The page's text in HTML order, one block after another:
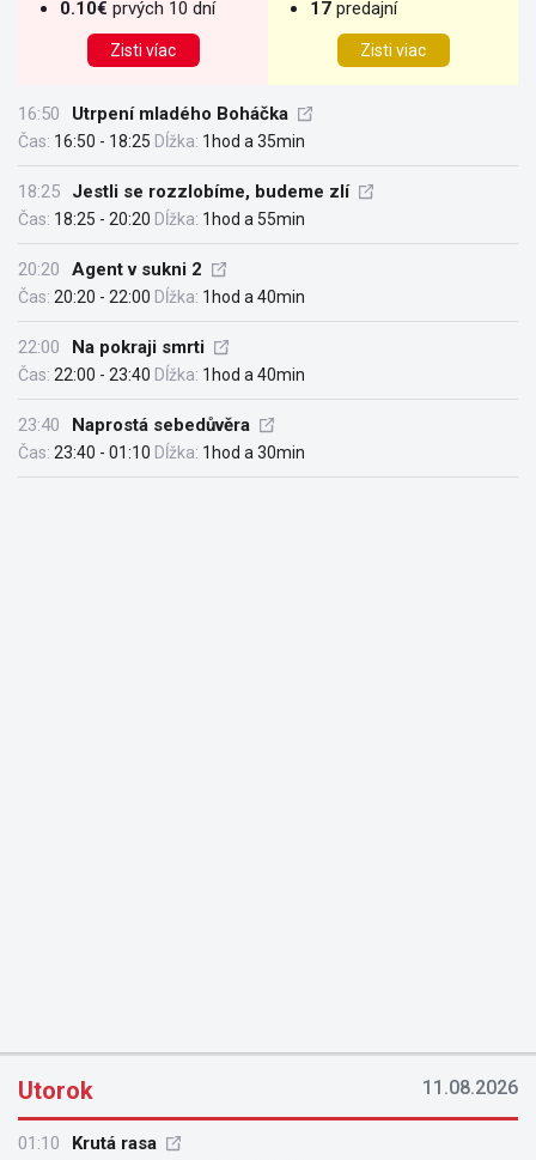
0.10€ prvých 10 dní
Zisti víac
17 predajní
Zisti viac
16:50 Utrpení mladého Boháčka
Čas: 16:50 - 18:25 Dĺžka: 1hod a 35min
18:25 Jestli se rozzlobíme, budeme zlí
Čas: 18:25 - 20:20 Dĺžka: 1hod a 55min
20:20 Agent v sukni 2
Čas: 20:20 - 22:00 Dĺžka: 1hod a 40min
22:00 Na pokraji smrti
Čas: 22:00 - 23:40 Dĺžka: 1hod a 40min
23:40 Naprostá sebedůvěra
Čas: 23:40 - 01:10 Dĺžka: 1hod a 30min
Utorok 11.08.2026
01:10 Krutá rasa